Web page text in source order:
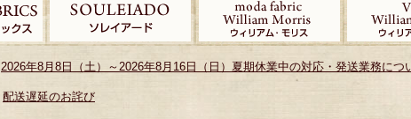
2026年8月8日（土）～2026年8月16日（日）夏期休業中の対応・発送業務につ
配送遅延のお詫び